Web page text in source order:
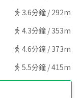
3.6分鐘 / 292m
4.3分鐘 / 353m
4.6分鐘 / 373m
5.5分鐘 /415m